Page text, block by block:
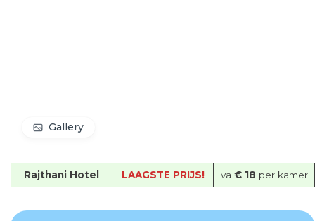
Gallery
Rajthani Hotel LAAGSTE PRIJS! va € 18 per kamer